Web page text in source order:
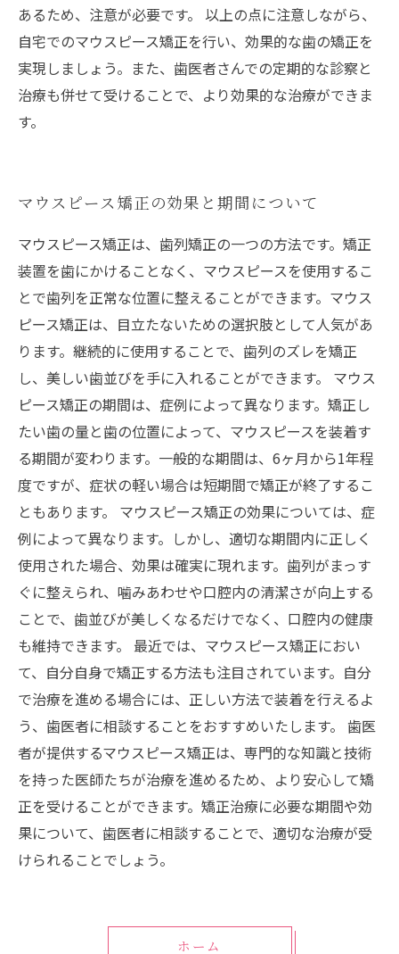
あるため、注意が必要です。 以上の点に注意しながら、
自宅でのマウスピース矯正を行い、効果的な歯の矯正を
実現しましょう。また、歯医者さんでの定期的な診察と
治療も併せて受けることで、より効果的な治療ができま
す。
マウスピース矯正の効果と期間について
マウスピース矯正は、歯列矯正の一つの方法です。矯正
装置を歯にかけることなく、マウスピースを使用するこ
とで歯列を正常な位置に整えることができます。マウス
ピース矯正は、目立たないための選択肢として人気があ
ります。継続的に使用することで、歯列のズレを矯正
し、美しい歯並びを手に入れることができます。 マウス
ピース矯正の期間は、症例によって異なります。矯正し
たい歯の量と歯の位置によって、マウスピースを装着す
る期間が変わります。一般的な期間は、6ヶ月から1年程
度ですが、症状の軽い場合は短期間で矯正が終了するこ
ともあります。 マウスピース矯正の効果については、症
例によって異なります。しかし、適切な期間内に正しく
使用された場合、効果は確実に現れます。歯列がまっす
ぐに整えられ、噛みあわせや口腔内の清潔さが向上する
ことで、歯並びが美しくなるだけでなく、口腔内の健康
も維持できます。 最近では、マウスピース矯正におい
て、自分自身で矯正する方法も注目されています。自分
で治療を進める場合には、正しい方法で装着を行えるよ
う、歯医者に相談することをおすすめいたします。 歯医
者が提供するマウスピース矯正は、専門的な知識と技術
を持った医師たちが治療を進めるため、より安心して矯
正を受けることができます。矯正治療に必要な期間や効
果について、歯医者に相談することで、適切な治療が受
けられることでしょう。
ホーム